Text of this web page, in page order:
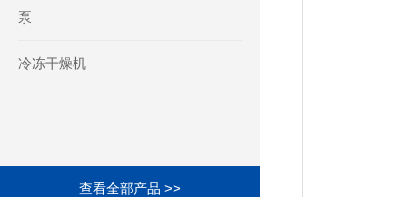
泵
冷冻干燥机
查看全部产品 >>